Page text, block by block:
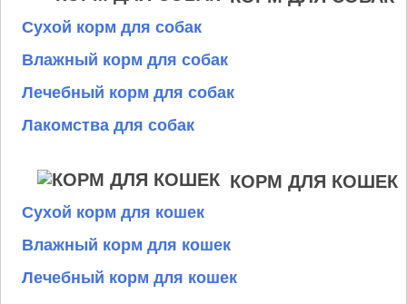
Сухой корм для собак
Влажный корм для собак
Лечебный корм для собак
Лакомства для собак
КОРМ ДЛЯ КОШЕК
Сухой корм для кошек
Влажный корм для кошек
Лечебный корм для кошек